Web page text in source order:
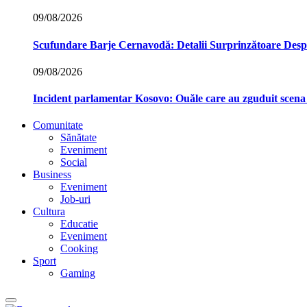
09/08/2026
Scufundare Barje Cernavodă: Detalii Surprinzătoare
09/08/2026
Incident parlamentar Kosovo: Ouăle care au zguduit
Comunitate
Sănătate
Eveniment
Social
Business
Eveniment
Job-uri
Cultura
Educatie
Eveniment
Cooking
Sport
Gaming